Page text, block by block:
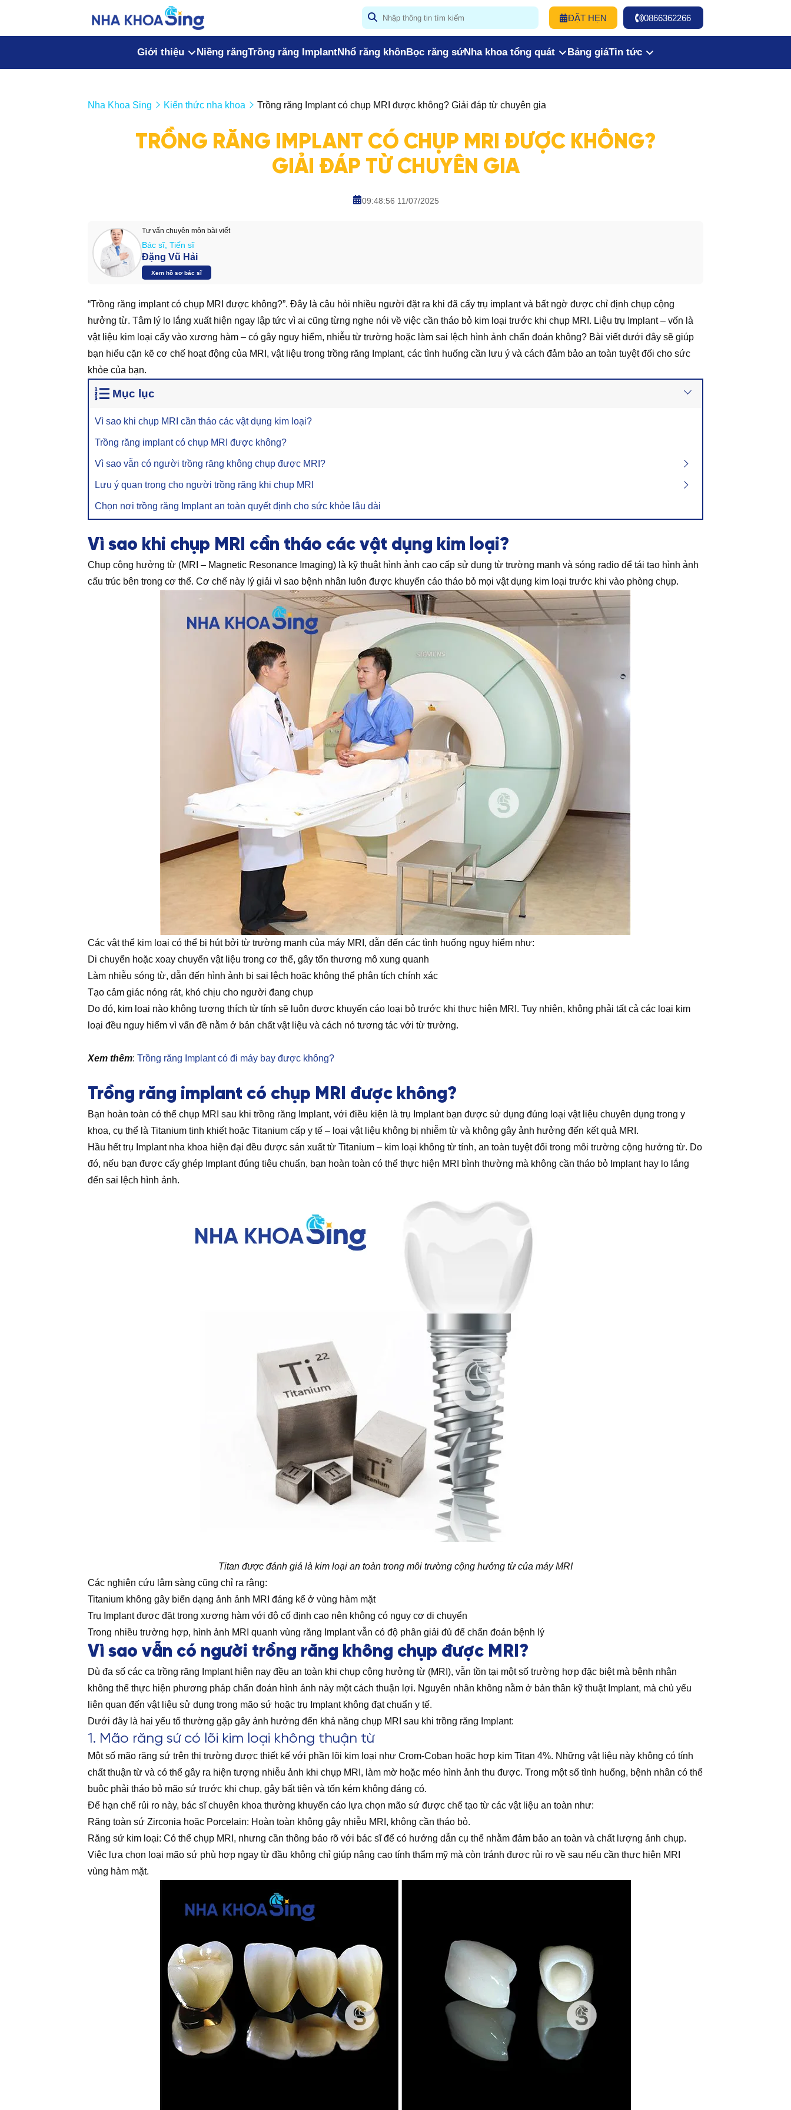
ĐẶT HẸN 0866362266
Giới thiệu Niềng răngTrồng răng ImplantNhổ răng khônBọc răng sứNha khoa tổng quát Bảng giáTin tức
Nha Khoa Sing Kiến thức nha khoa Trồng răng Implant có chụp MRI được không? Giải đáp từ chuyên gia
TRỒNG RĂNG IMPLANT CÓ CHỤP MRI ĐƯỢC KHÔNG?
GIẢI ĐÁP TỪ CHUYÊN GIA
09:48:56 11/07/2025
Tư vấn chuyên môn bài viết
Bác sĩ, Tiến sĩ
Đặng Vũ Hải
Xem hồ sơ bác sĩ
“Trồng răng implant có chụp MRI được không?”. Đây là câu hỏi nhiều người đặt ra khi đã cấy trụ implant và bất ngờ được chỉ định chụp cộng
hưởng từ. Tâm lý lo lắng xuất hiện ngay lập tức vì ai cũng từng nghe nói về việc cần tháo bỏ kim loại trước khi chụp MRI. Liệu trụ Implant – vốn là
vật liệu kim loại cấy vào xương hàm – có gây nguy hiểm, nhiễu từ trường hoặc làm sai lệch hình ảnh chẩn đoán không? Bài viết dưới đây sẽ giúp
bạn hiểu cặn kẽ cơ chế hoạt động của MRI, vật liệu trong trồng răng Implant, các tình huống cần lưu ý và cách đảm bảo an toàn tuyệt đối cho sức
khỏe của bạn.
Mục lục
Vì sao khi chụp MRI cần tháo các vật dụng kim loại?
Trồng răng implant có chụp MRI được không?
Vì sao vẫn có người trồng răng không chụp được MRI?
Lưu ý quan trọng cho người trồng răng khi chụp MRI
Chọn nơi trồng răng Implant an toàn quyết định cho sức khỏe lâu dài
Vì sao khi chụp MRI cần tháo các vật dụng kim loại?
Chụp cộng hưởng từ (MRI – Magnetic Resonance Imaging) là kỹ thuật hình ảnh cao cấp sử dụng từ trường mạnh và sóng radio để tái tạo hình ảnh
cấu trúc bên trong cơ thể. Cơ chế này lý giải vì sao bệnh nhân luôn được khuyến cáo tháo bỏ mọi vật dụng kim loại trước khi vào phòng chụp.
Các vật thể kim loại có thể bị hút bởi từ trường mạnh của máy MRI, dẫn đến các tình huống nguy hiểm như:
Di chuyển hoặc xoay chuyển vật liệu trong cơ thể, gây tổn thương mô xung quanh
Làm nhiễu sóng từ, dẫn đến hình ảnh bị sai lệch hoặc không thể phân tích chính xác
Tạo cảm giác nóng rát, khó chịu cho người đang chụp
Do đó, kim loại nào không tương thích từ tính sẽ luôn được khuyến cáo loại bỏ trước khi thực hiện MRI. Tuy nhiên, không phải tất cả các loại kim
loại đều nguy hiểm vì vấn đề nằm ở bản chất vật liệu và cách nó tương tác với từ trường.
Xem thêm:Trồng răng Implant có đi máy bay được không?
Trồng răng implant có chụp MRI được không?
Bạn hoàn toàn có thể chụp MRI sau khi trồng răng Implant, với điều kiện là trụ Implant bạn được sử dụng đúng loại vật liệu chuyên dụng trong y
khoa, cụ thể là Titanium tinh khiết hoặc Titanium cấp y tế – loại vật liệu không bị nhiễm từ và không gây ảnh hưởng đến kết quả MRI.
Hầu hết trụ Implant nha khoa hiện đại đều được sản xuất từ Titanium – kim loại không từ tính, an toàn tuyệt đối trong môi trường cộng hưởng từ. Do
đó, nếu bạn được cấy ghép Implant đúng tiêu chuẩn, bạn hoàn toàn có thể thực hiện MRI bình thường mà không cần tháo bỏ Implant hay lo lắng
đến sai lệch hình ảnh.
Titan được đánh giá là kim loại an toàn trong môi trường cộng hưởng từ của máy MRI
Các nghiên cứu lâm sàng cũng chỉ ra rằng:
Titanium không gây biến dạng ảnh ảnh MRI đáng kể ở vùng hàm mặt
Trụ Implant được đặt trong xương hàm với độ cố định cao nên không có nguy cơ di chuyển
Trong nhiều trường hợp, hình ảnh MRI quanh vùng răng Implant vẫn có độ phân giải đủ để chẩn đoán bệnh lý
Vì sao vẫn có người trồng răng không chụp được MRI?
Dù đa số các ca trồng răng Implant hiện nay đều an toàn khi chụp cộng hưởng từ (MRI), vẫn tồn tại một số trường hợp đặc biệt mà bệnh nhân
không thể thực hiện phương pháp chẩn đoán hình ảnh này một cách thuận lợi. Nguyên nhân không nằm ở bản thân kỹ thuật Implant, mà chủ yếu
liên quan đến vật liệu sử dụng trong mão sứ hoặc trụ Implant không đạt chuẩn y tế.
Dưới đây là hai yếu tố thường gặp gây ảnh hưởng đến khả năng chụp MRI sau khi trồng răng Implant:
1. Mão răng sứ có lõi kim loại không thuận từ
Một số mão răng sứ trên thị trường được thiết kế với phần lõi kim loại như Crom-Coban hoặc hợp kim Titan 4%. Những vật liệu này không có tính
chất thuận từ và có thể gây ra hiện tượng nhiễu ảnh khi chụp MRI, làm mờ hoặc méo hình ảnh thu được. Trong một số tình huống, bệnh nhân có thể
buộc phải tháo bỏ mão sứ trước khi chụp, gây bất tiện và tốn kém không đáng có.
Để hạn chế rủi ro này, bác sĩ chuyên khoa thường khuyến cáo lựa chọn mão sứ được chế tạo từ các vật liệu an toàn như:
Răng toàn sứ Zirconia hoặc Porcelain: Hoàn toàn không gây nhiễu MRI, không cần tháo bỏ.
Răng sứ kim loại: Có thể chụp MRI, nhưng cần thông báo rõ với bác sĩ để có hướng dẫn cụ thể nhằm đảm bảo an toàn và chất lượng ảnh chụp.
Việc lựa chọn loại mão sứ phù hợp ngay từ đầu không chỉ giúp nâng cao tính thẩm mỹ mà còn tránh được rủi ro về sau nếu cần thực hiện MRI
vùng hàm mặt.